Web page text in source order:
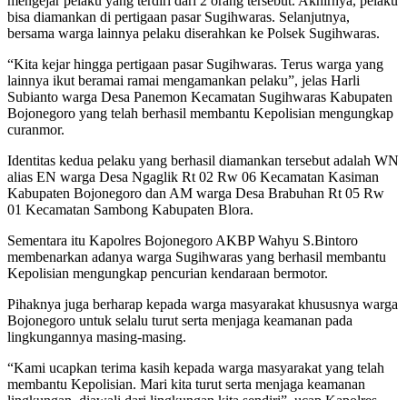
bisa diamankan di pertigaan pasar Sugihwaras. Selanjutnya,
bersama warga lainnya pelaku diserahkan ke Polsek Sugihwaras.
“Kita kejar hingga pertigaan pasar Sugihwaras. Terus warga yang
lainnya ikut beramai ramai mengamankan pelaku”, jelas Harli
Subianto warga Desa Panemon Kecamatan Sugihwaras Kabupaten
Bojonegoro yang telah berhasil membantu Kepolisian mengungkap
curanmor.
Identitas kedua pelaku yang berhasil diamankan tersebut adalah WN
alias EN warga Desa Ngaglik Rt 02 Rw 06 Kecamatan Kasiman
Kabupaten Bojonegoro dan AM warga Desa Brabuhan Rt 05 Rw
01 Kecamatan Sambong Kabupaten Blora.
Sementara itu Kapolres Bojonegoro AKBP Wahyu S.Bintoro
membenarkan adanya warga Sugihwaras yang berhasil membantu
Kepolisian mengungkap pencurian kendaraan bermotor.
Pihaknya juga berharap kepada warga masyarakat khususnya warga
Bojonegoro untuk selalu turut serta menjaga keamanan pada
lingkungannya masing-masing.
“Kami ucapkan terima kasih kepada warga masyarakat yang telah
membantu Kepolisian. Mari kita turut serta menjaga keamanan